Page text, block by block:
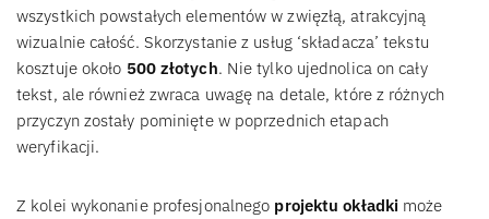
wszystkich powstałych elementów w zwięzłą, atrakcyjną
wizualnie całość. Skorzystanie z usług ‘składacza’ tekstu
kosztuje około 500 złotych. Nie tylko ujednolica on cały
tekst, ale również zwraca uwagę na detale, które z różnych
przyczyn zostały pominięte w poprzednich etapach
weryfikacji.
Z kolei wykonanie profesjonalnego projektu okładki może